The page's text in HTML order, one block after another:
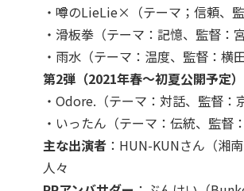
・噂のLieLie×（テーマ；信頼、監
・滑板拳（テーマ：記憶、監督：
・雨水（テーマ：温度、監督：横
第2弾（2021年春～初夏公開予定）
・Odore.（テーマ：対話、監督：
・いったん（テーマ：伝統、監督
主な出演者：HUN-KUNさん（湘
人々